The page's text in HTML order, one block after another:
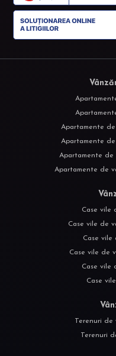
Apartamente de
Apartamente
Apartamente de
Apartamente de
Case vile
Case vile de
Case vile
Case vile de
Case vile
Case
Terenuri de
Terenuri